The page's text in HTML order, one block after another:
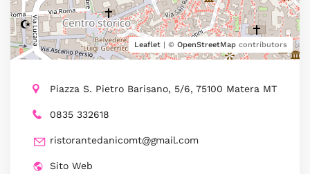
Leaflet | © OpenStreetMap contributors
Piazza S. Pietro Barisano, 5/6, 75100 Matera MT
0835 332618
ristorantedanicomt@gmail.com
Sito Web